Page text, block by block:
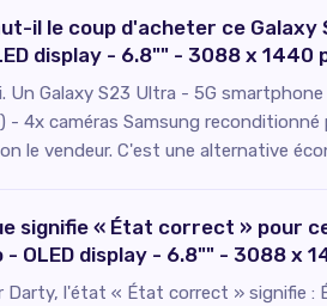
il le coup d'acheter ce Galaxy
display - 6.8"" - 3088 x
Un Galaxy S23 Ultra - 5G
- 4x caméras Samsung
le vendeur. C'est une alternative
signifie « État correct » pour
- OLED display - 6.8"" - 3088 x
Darty, l'état « État correct » signifie :